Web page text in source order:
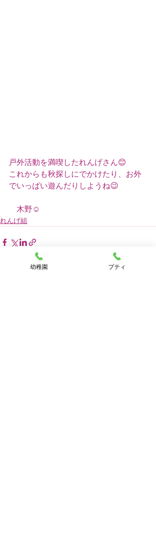
戸外活動を満喫したれんげさん😊
これからも秋探しにでかけたり、お外
でいっぱい遊んだりしようね😉
木野☺️
れんげ組
幼稚園 プティ